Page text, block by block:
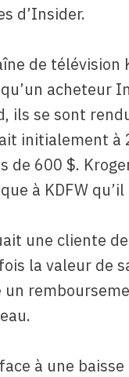
d’Insider.
de télévision
acheteur
ils se sont
initialement
de 600 $.
à KDFW
une cliente
la valeur de
un
à une